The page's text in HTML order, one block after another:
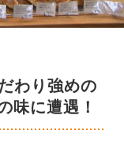
わり強めの
味に遭遇！